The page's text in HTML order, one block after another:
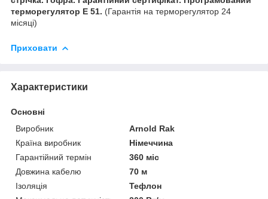
терморегулятор E 51. (Гарантія на терморегулятор 24
місяці)
Приховати
Характеристики
Основні
Виробник
Arnold Rak
Країна виробник
Німеччина
Гарантійний термін
360 міс
Довжина кабелю
70 м
Ізоляція
Тефлон